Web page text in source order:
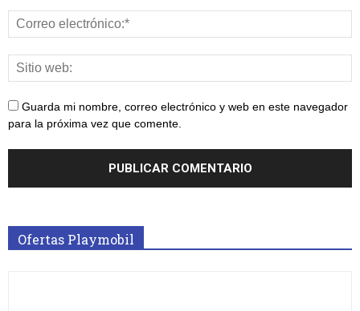
Guarda mi nombre, correo electrónico y web en este navegador
para la próxima vez que comente.
Ofertas Playmobil